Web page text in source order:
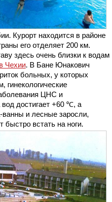
Курорт находится в районе
его отделяет 200 км.
здесь очень близки к водам
Чехии. В Бане Юнакович
больных, у которых
гинекологические
ЦНС и
вод достигает +60 ℃, а
и лесные заросли,
быстро встать на ноги.